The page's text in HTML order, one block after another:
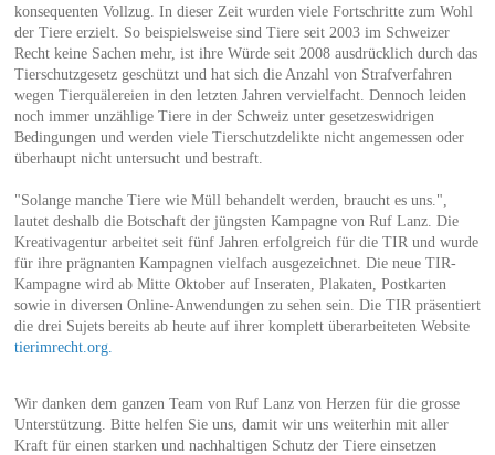
konsequenten Vollzug. In dieser Zeit wurden viele Fortschritte zum Wohl
der Tiere erzielt. So beispielsweise sind Tiere seit 2003 im Schweizer
Recht keine Sachen mehr, ist ihre Würde seit 2008 ausdrücklich durch das
Tierschutzgesetz geschützt und hat sich die Anzahl von Strafverfahren
wegen Tierquälereien in den letzten Jahren vervielfacht. Dennoch leiden
noch immer unzählige Tiere in der Schweiz unter gesetzeswidrigen
Bedingungen und werden viele Tierschutzdelikte nicht angemessen oder
überhaupt nicht untersucht und bestraft.
"Solange manche Tiere wie Müll behandelt werden, braucht es uns.",
lautet deshalb die Botschaft der jüngsten Kampagne von Ruf Lanz. Die
Kreativagentur arbeitet seit fünf Jahren erfolgreich für die TIR und wurde
für ihre prägnanten Kampagnen vielfach ausgezeichnet. Die neue TIR-
Kampagne wird ab Mitte Oktober auf Inseraten, Plakaten, Postkarten
sowie in diversen Online-Anwendungen zu sehen sein. Die TIR präsentiert
die drei Sujets bereits ab heute auf ihrer komplett überarbeiteten Website
tierimrecht.org.
Wir danken dem ganzen Team von Ruf Lanz von Herzen für die grosse
Unterstützung. Bitte helfen Sie uns, damit wir uns weiterhin mit aller
Kraft für einen starken und nachhaltigen Schutz der Tiere einsetzen